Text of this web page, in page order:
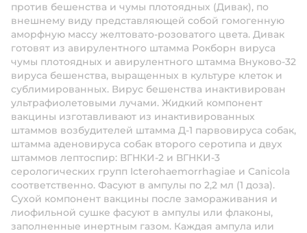
против бешенства и чумы плотоядных (Дивак), по
внешнему виду представляющей собой гомогенную
аморфную массу желтовато-розоватого цвета. Дивак
готовят из авирулентного штамма Рокборн вируса
чумы плотоядных и авирулентного штамма Внуково-32
вируса бешенства, выращенных в культуре клеток и
сублимированных. Вирус бешенства инактивирован
ультрафиолетовыми лучами. Жидкий компонент
вакцины изготавливают из инактивированных
штаммов возбудителей штамма Д-1 парвовируса собак,
штамма аденовируса собак второго серотипа и двух
штаммов лептоспир: ВГНКИ-2 и ВГНКИ-3
серологических групп Icterohaemorrhagiae и Canicola
соответственно. Фасуют в ампулы по 2,2 мл (1 доза).
Сухой компонент вакцины после замораживания и
лиофильной сушке фасуют в ампулы или флаконы,
заполненные инертным газом. Каждая ампула или